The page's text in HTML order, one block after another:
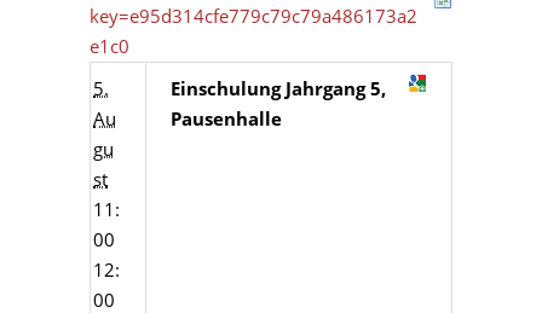
key=e95d314cfe779c79c79a486173a2
e1c0
5.
Au
gu
st
11:
00
12:
00
Einschulung Jahrgang 5,
Pausenhalle